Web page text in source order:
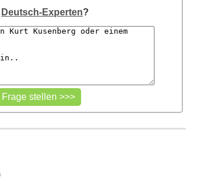
Deutsch-Experten?